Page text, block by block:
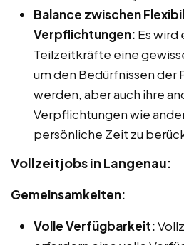
Balance zwischen
Verpflichtungen: Es wird
Teilzeitkräfte eine
um den Bedürfnissen der
werden, aber auch ihre
Verpflichtungen wie
persönliche Zeit zu
Vollzeitjobs in Langenau:
Gemeinsamkeiten:
Volle Verfügbarkeit: